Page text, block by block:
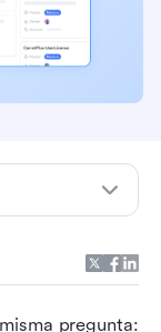
pregunta: